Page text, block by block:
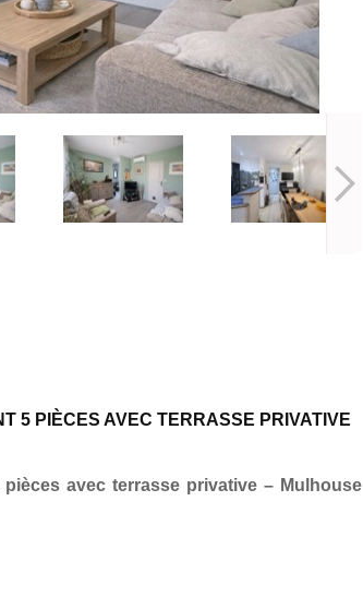
5 PIÈCES AVEC TERRASSE PRIVATIVE
avec terrasse privative – Mulhouse